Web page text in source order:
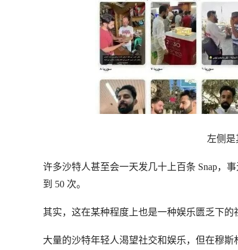
左侧是
许多沙特人甚至会一天发几十上百条 Snap，
到 50 次。
其实，这在某种程度上也是一种娱乐匮乏下的
大量的沙特年轻人渴望社交和娱乐，但在穆